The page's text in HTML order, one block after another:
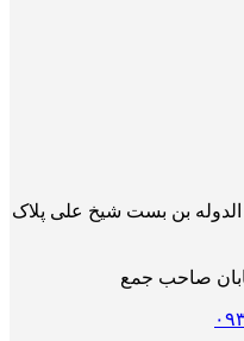
بن بست شیخ علی پلاک
صاحب جمع